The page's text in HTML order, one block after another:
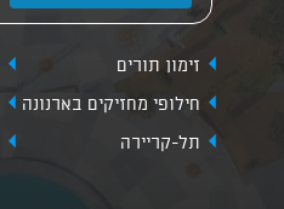
זימון תורים
חילופי מחזיקים בארנונה
תל-קריירה